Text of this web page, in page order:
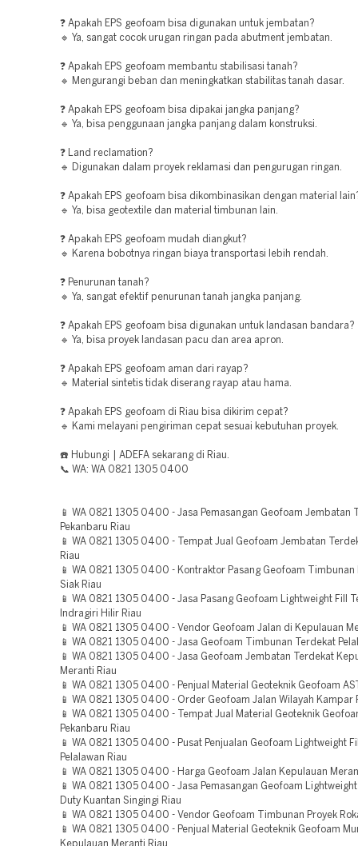
❓ Apakah EPS geofoam bisa digunakan untuk jembatan?
🔹 Ya, sangat cocok urugan ringan pada abutment jembatan.
❓ Apakah EPS geofoam membantu stabilisasi tanah?
🔹 Mengurangi beban dan meningkatkan stabilitas tanah dasar.
❓ Apakah EPS geofoam bisa dipakai jangka panjang?
🔹 Ya, bisa penggunaan jangka panjang dalam konstruksi.
❓ Land reclamation?
🔹 Digunakan dalam proyek reklamasi dan pengurugan ringan.
❓ Apakah EPS geofoam bisa dikombinasikan dengan material
🔹 Ya, bisa geotextile dan material timbunan lain.
❓ Apakah EPS geofoam mudah diangkut?
🔹 Karena bobotnya ringan biaya transportasi lebih rendah.
❓ Penurunan tanah?
🔹 Ya, sangat efektif penurunan tanah jangka panjang.
❓ Apakah EPS geofoam bisa digunakan untuk landasan bandara?
🔹 Ya, bisa proyek landasan pacu dan area apron.
❓ Apakah EPS geofoam aman dari rayap?
🔹 Material sintetis tidak diserang rayap atau hama.
❓ Apakah EPS geofoam di Riau bisa dikirim cepat?
🔹 Kami melayani pengiriman cepat sesuai kebutuhan proyek.
☎️ Hubungi | ADEFA sekarang di Riau.
📞 WA: WA 0821 1305 0400
📱 WA 0821 1305 0400 - Jasa Pemasangan Geofoam Jembatan
Pekanbaru Riau
📱 WA 0821 1305 0400 - Tempat Jual Geofoam Jembatan
Riau
📱 WA 0821 1305 0400 - Kontraktor Pasang Geofoam Timbunan
Siak Riau
📱 WA 0821 1305 0400 - Jasa Pasang Geofoam Lightweight Fill
Indragiri Hilir Riau
📱 WA 0821 1305 0400 - Vendor Geofoam Jalan di Kepulauan
📱 WA 0821 1305 0400 - Jasa Geofoam Timbunan Terdekat
📱 WA 0821 1305 0400 - Jasa Geofoam Jembatan Terdekat
Meranti Riau
📱 WA 0821 1305 0400 - Penjual Material Geoteknik Geofoam
📱 WA 0821 1305 0400 - Order Geofoam Jalan Wilayah Kampar
📱 WA 0821 1305 0400 - Tempat Jual Material Geoteknik
Pekanbaru Riau
📱 WA 0821 1305 0400 - Pusat Penjualan Geofoam Lightweight
Pelalawan Riau
📱 WA 0821 1305 0400 - Harga Geofoam Jalan Kepulauan
📱 WA 0821 1305 0400 - Jasa Pemasangan Geofoam
Duty Kuantan Singingi Riau
📱 WA 0821 1305 0400 - Vendor Geofoam Timbunan Proyek
📱 WA 0821 1305 0400 - Penjual Material Geoteknik Geofoam
Kepulauan Meranti Riau